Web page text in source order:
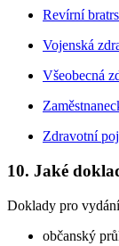
Revírní
Vojenská
Všeobecná
Zdravotní
10. Jaké
Doklady pro
občanský